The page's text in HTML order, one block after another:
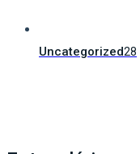
Uncategorized28